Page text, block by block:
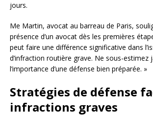
jours.
Me Martin, avocat au barreau de Paris,
présence d’un avocat dès les premières
peut faire une différence significative dans
d’infraction routière grave. Ne sous-estimez
l’importance d’une défense bien préparée. »
Stratégies de défense
infractions graves